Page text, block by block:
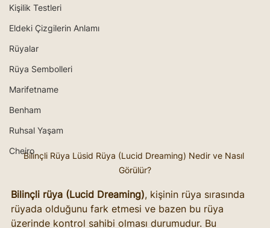
Kişilik Testleri
Eldeki Çizgilerin Anlamı
Rüyalar
Rüya Sembolleri
Marifetname
Benham
Ruhsal Yaşam
Cheiro
Bilinçli Rüya Lüsid Rüya (Lucid Dreaming) Nedir ve Nasıl
Görülür?
Bilinçli rüya (Lucid Dreaming), kişinin rüya sırasında
rüyada olduğunu fark etmesi ve bazen bu rüya
üzerinde kontrol sahibi olması durumudur. Bu